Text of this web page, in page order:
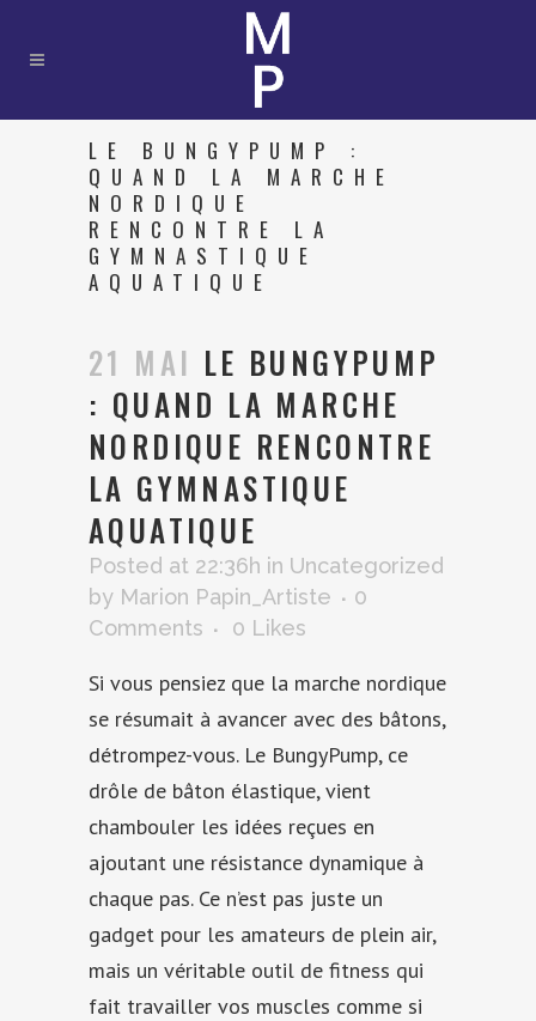
LE BUNGYPUMP :
QUAND LA MARCHE
NORDIQUE
RENCONTRE LA
GYMNASTIQUE
AQUATIQUE
21 MAI LE BUNGYPUMP
: QUAND LA MARCHE
NORDIQUE RENCONTRE
LA GYMNASTIQUE
AQUATIQUE
Posted at 22:36h in Uncategorized
by Marion Papin_Artiste
0
Comments
0 Likes
Si vous pensiez que la marche nordique
se résumait à avancer avec des bâtons,
détrompez-vous. Le BungyPump, ce
drôle de bâton élastique, vient
chambouler les idées reçues en
ajoutant une résistance dynamique à
chaque pas. Ce n’est pas juste un
gadget pour les amateurs de plein air,
mais un véritable outil de fitness qui
fait travailler vos muscles comme si